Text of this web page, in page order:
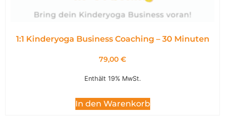
1:1 Kinderyoga Business Coaching – 30 Minuten
79,00 €
Enthält 19% MwSt.
In den Warenkorb